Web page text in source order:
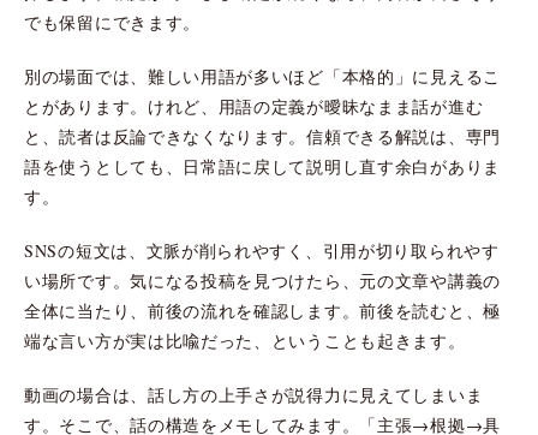
でも保留にできます。
別の場面では、難しい用語が多いほど「本格的」に見えるこ
とがあります。けれど、用語の定義が曖昧なまま話が進む
と、読者は反論できなくなります。信頼できる解説は、専門
語を使うとしても、日常語に戻して説明し直す余白がありま
す。
SNSの短文は、文脈が削られやすく、引用が切り取られやす
い場所です。気になる投稿を見つけたら、元の文章や講義の
全体に当たり、前後の流れを確認します。前後を読むと、極
端な言い方が実は比喩だった、ということも起きます。
動画の場合は、話し方の上手さが説得力に見えてしまいま
す。そこで、話の構造をメモしてみます。「主張→根拠→具